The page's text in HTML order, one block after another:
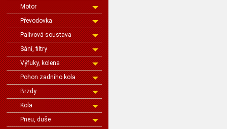
Motor
Převodovka
Palivová soustava
Sání, filtry
Výfuky, kolena
Pohon zadního kola
Brzdy
Kola
Pneu, duše